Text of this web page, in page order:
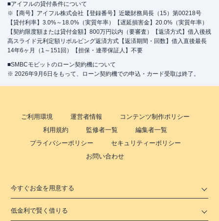
■アイフルの貸付条件について
※【商号】アイフル株式会社【登録番号】近畿財務局長（15）第00218号
【貸付利率】3.0%～18.0%（実質年率）【遅延損害金】20.0%（実質年率）
【契約限度額または貸付金額】800万円以内（要審査）【返済方式】借入後残
高スライド元利定額リボルビング返済方式【返済期間・回数】借入直後最長
14年6ヶ月（1～151回）【担保・連帯保証人】不要
■SMBCモビットのローン契約機について
※ 2026年9月6日をもって、ローン契約機での申込・カード受取は終了。
ご利用環境 運営者情報
コンテンツ制作ポリシー
利用規約
監修者一覧
編集者一覧
プライバシーポリシー
セキュリティーポリシー
お問い合わせ
今すぐお金を用意する
低金利で賢く借りる